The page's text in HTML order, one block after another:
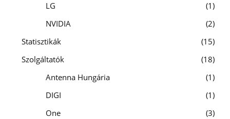
LG
1
NVIDIA
2
Statisztikák
15
Szolgáltatók
18
Antenna Hungária
1
DIGI
1
One
3